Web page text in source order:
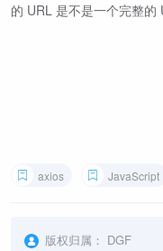
的 URL 是不是一个完整的
axios JavaScript
版权归属： DGF